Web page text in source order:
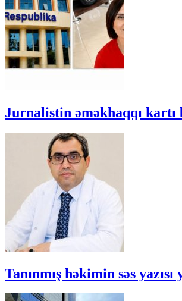
Jurnalistin əməkhaqqı kartı
Tanınmış həkimin səs yazısı